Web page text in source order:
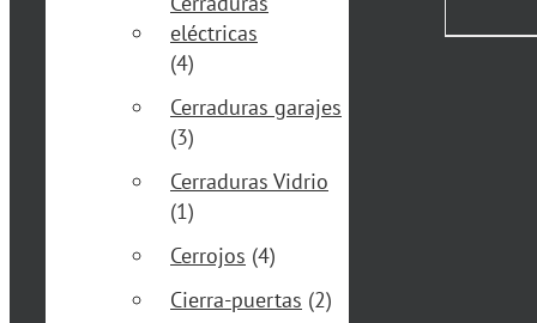
eléctricas
(4)
Cerraduras garajes
(3)
Cerraduras Vidrio
(1)
Cerrojos (4)
Cierra-puertas (2)